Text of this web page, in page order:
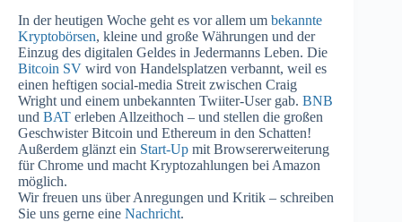
In der heutigen Woche geht es vor allem um bekannte
Kryptobörsen, kleine und große Währungen und der
Einzug des digitalen Geldes in Jedermanns Leben. Die
Bitcoin SV wird von Handelsplatzen verbannt, weil es
einen heftigen social-media Streit zwischen Craig
Wright und einem unbekannten Twiiter-User gab. BNB
und BAT erleben Allzeithoch – und stellen die großen
Geschwister Bitcoin und Ethereum in den Schatten!
Außerdem glänzt ein Start-Up mit Browsererweiterung
für Chrome und macht Kryptozahlungen bei Amazon
möglich.
Wir freuen uns über Anregungen und Kritik – schreiben
Sie uns gerne eine Nachricht.